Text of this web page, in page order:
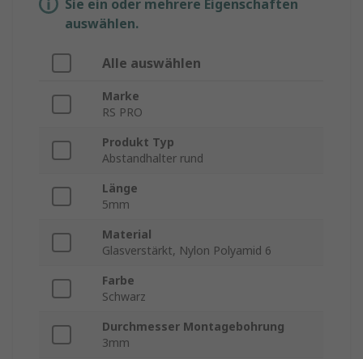
Sie ein oder mehrere Eigenschaften
auswählen.
Alle auswählen
Marke
RS PRO
Produkt Typ
Abstandhalter rund
Länge
5mm
Material
Glasverstärkt, Nylon Polyamid 6
Farbe
Schwarz
Durchmesser Montagebohrung
3mm